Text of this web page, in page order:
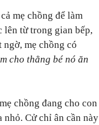
mẹ chồng để làm
lên từ trong gian bếp,
mẹ chồng có
cho thằng bé nó ăn
chồng đang cho con
nhỏ. Cử chỉ ân cần này